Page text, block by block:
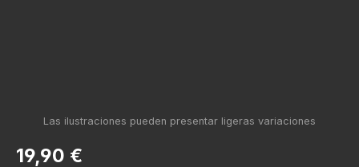
Precio normal:
19,90 €